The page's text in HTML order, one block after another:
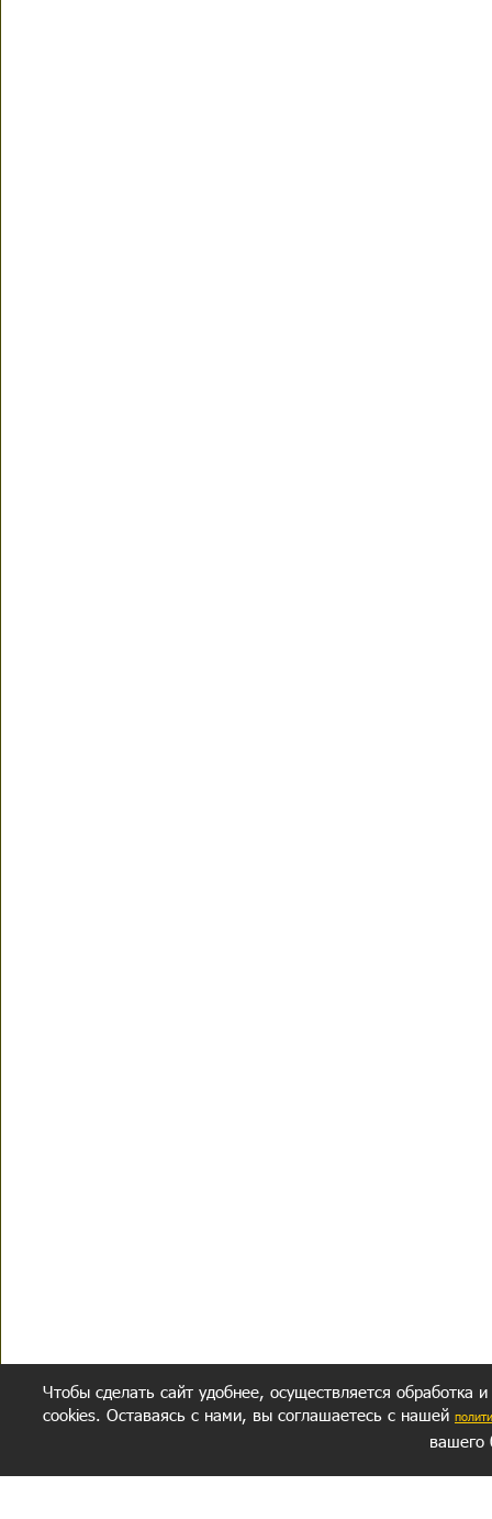
Чтобы сделать сайт удобнее, осуществляется обработка
cookies. Оставаясь с нами, вы соглашаетесь с нашей
вашего